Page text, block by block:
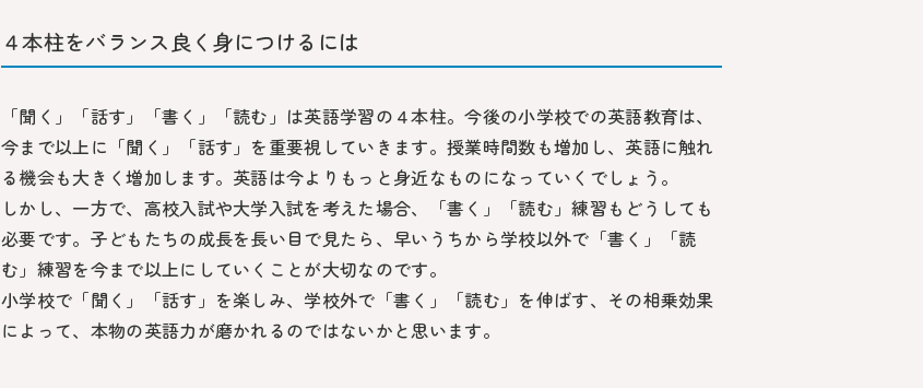
４本柱をバランス良く身につけるには
「聞く」「話す」「書く」「読む」は英語学習の４本柱。今後の小学校での英語教育は、
今まで以上に「聞く」「話す」を重要視していきます。授業時間数も増加し、英語に触れ
る機会も大きく増加します。英語は今よりもっと身近なものになっていくでしょう。
しかし、一方で、高校入試や大学入試を考えた場合、「書く」「読む」練習もどうしても
必要です。子どもたちの成長を長い目で見たら、早いうちから学校以外で「書く」「読
む」練習を今まで以上にしていくことが大切なのです。
小学校で「聞く」「話す」を楽しみ、学校外で「書く」「読む」を伸ばす、その相乗効果
によって、本物の英語力が磨かれるのではないかと思います。